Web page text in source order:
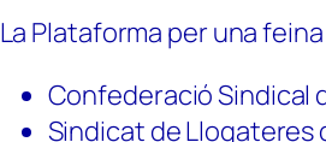
La Plataforma per una
Confederació Sindical
Sindicat de Llogateres